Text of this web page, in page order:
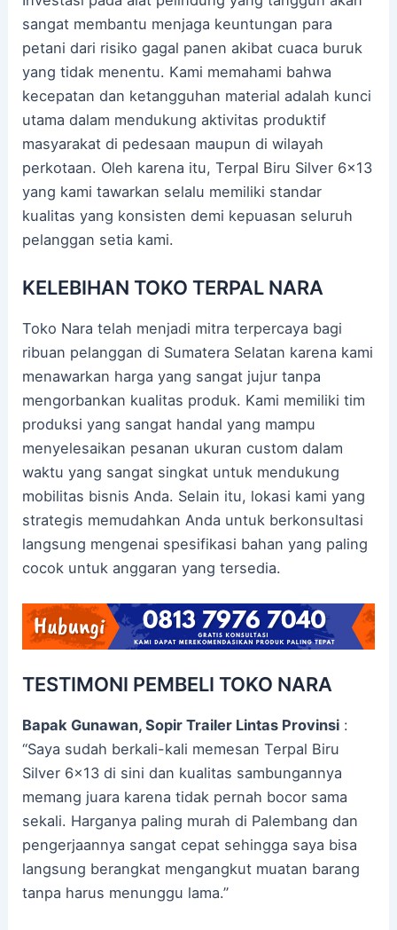
sangat membantu menjaga keuntungan para
petani dari risiko gagal panen akibat cuaca buruk
yang tidak menentu. Kami memahami bahwa
kecepatan dan ketangguhan material adalah kunci
utama dalam mendukung aktivitas produktif
masyarakat di pedesaan maupun di wilayah
perkotaan. Oleh karena itu, Terpal Biru Silver 6×13
yang kami tawarkan selalu memiliki standar
kualitas yang konsisten demi kepuasan seluruh
pelanggan setia kami.
KELEBIHAN TOKO TERPAL NARA
Toko Nara telah menjadi mitra terpercaya bagi
ribuan pelanggan di Sumatera Selatan karena kami
menawarkan harga yang sangat jujur tanpa
mengorbankan kualitas produk. Kami memiliki tim
produksi yang sangat handal yang mampu
menyelesaikan pesanan ukuran custom dalam
waktu yang sangat singkat untuk mendukung
mobilitas bisnis Anda. Selain itu, lokasi kami yang
strategis memudahkan Anda untuk berkonsultasi
langsung mengenai spesifikasi bahan yang paling
cocok untuk anggaran yang tersedia.
TESTIMONI PEMBELI TOKO NARA
Bapak Gunawan, Sopir Trailer Lintas Provinsi :
“Saya sudah berkali-kali memesan Terpal Biru
Silver 6×13 di sini dan kualitas sambungannya
memang juara karena tidak pernah bocor sama
sekali. Harganya paling murah di Palembang dan
pengerjaannya sangat cepat sehingga saya bisa
langsung berangkat mengangkut muatan barang
tanpa harus menunggu lama.”